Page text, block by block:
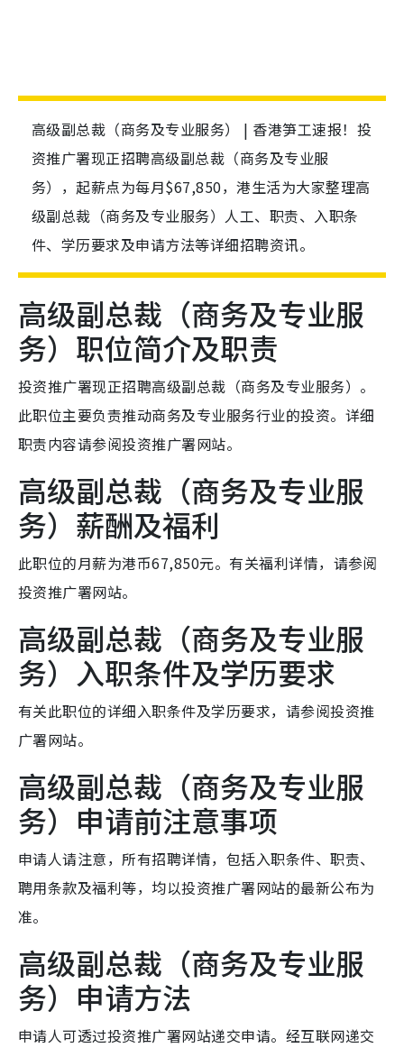
高级副总裁（商务及专业服务） | 香港笋工速报！投
资推广署现正招聘高级副总裁（商务及专业服
务），起薪点为每月$67,850，港生活为大家整理高
级副总裁（商务及专业服务）人工、职责、入职条
件、学历要求及申请方法等详细招聘资讯。
高级副总裁（商务及专业服
务）职位简介及职责
投资推广署现正招聘高级副总裁（商务及专业服务）。
此职位主要负责推动商务及专业服务行业的投资。详细
职责内容请参阅投资推广署网站。
高级副总裁（商务及专业服
务）薪酬及福利
此职位的月薪为港币67,850元。有关福利详情，请参阅
投资推广署网站。
高级副总裁（商务及专业服
务）入职条件及学历要求
有关此职位的详细入职条件及学历要求，请参阅投资推
广署网站。
高级副总裁（商务及专业服
务）申请前注意事项
申请人请注意，所有招聘详情，包括入职条件、职责、
聘用条款及福利等，均以投资推广署网站的最新公布为
准。
高级副总裁（商务及专业服
务）申请方法
申请人可透过投资推广署网站递交申请。经互联网递交